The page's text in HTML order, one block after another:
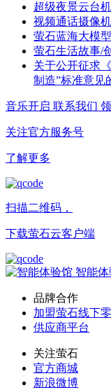
超级夜景云台
视频通话摄像
萤石蓝海大模型
萤石生活故事/
关于公开征求
制造”标准意见
音乐开启 联系我们
关注官方服务号
了解更多
扫描二维码，
下载萤石云客户端
智能
品牌合作
加盟萤石线下
供应商平台
关注萤石
官方商城
新浪微博